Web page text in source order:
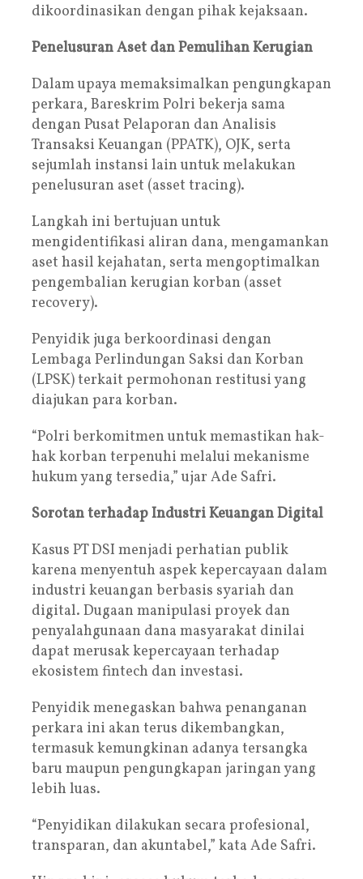
dikoordinasikan dengan pihak kejaksaan.
Penelusuran Aset dan Pemulihan Kerugian
Dalam upaya memaksimalkan pengungkapan
perkara, Bareskrim Polri bekerja sama
dengan Pusat Pelaporan dan Analisis
Transaksi Keuangan (PPATK), OJK, serta
sejumlah instansi lain untuk melakukan
penelusuran aset (asset tracing).
Langkah ini bertujuan untuk
mengidentifikasi aliran dana, mengamankan
aset hasil kejahatan, serta mengoptimalkan
pengembalian kerugian korban (asset
recovery).
Penyidik juga berkoordinasi dengan
Lembaga Perlindungan Saksi dan Korban
(LPSK) terkait permohonan restitusi yang
diajukan para korban.
“Polri berkomitmen untuk memastikan hak-
hak korban terpenuhi melalui mekanisme
hukum yang tersedia,” ujar Ade Safri.
Sorotan terhadap Industri Keuangan Digital
Kasus PT DSI menjadi perhatian publik
karena menyentuh aspek kepercayaan dalam
industri keuangan berbasis syariah dan
digital. Dugaan manipulasi proyek dan
penyalahgunaan dana masyarakat dinilai
dapat merusak kepercayaan terhadap
ekosistem fintech dan investasi.
Penyidik menegaskan bahwa penanganan
perkara ini akan terus dikembangkan,
termasuk kemungkinan adanya tersangka
baru maupun pengungkapan jaringan yang
lebih luas.
“Penyidikan dilakukan secara profesional,
transparan, dan akuntabel,” kata Ade Safri.